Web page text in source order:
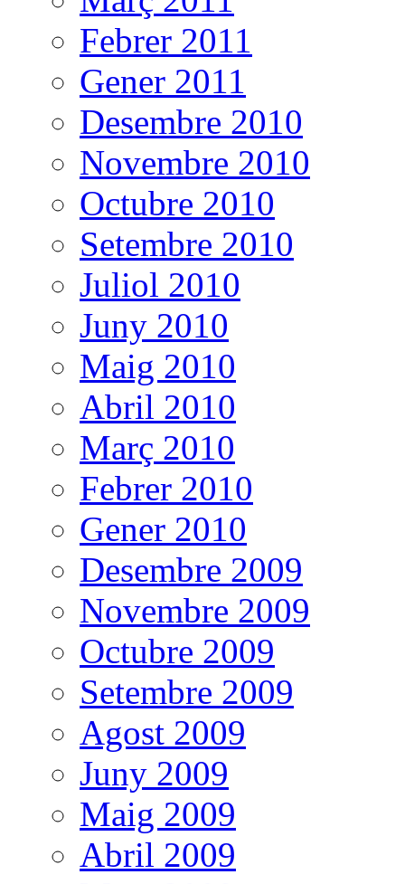
Febrer 2011
Gener 2011
Desembre 2010
Novembre 2010
Octubre 2010
Setembre 2010
Juliol 2010
Juny 2010
Maig 2010
Abril 2010
Març 2010
Febrer 2010
Gener 2010
Desembre 2009
Novembre 2009
Octubre 2009
Setembre 2009
Agost 2009
Juny 2009
Maig 2009
Abril 2009